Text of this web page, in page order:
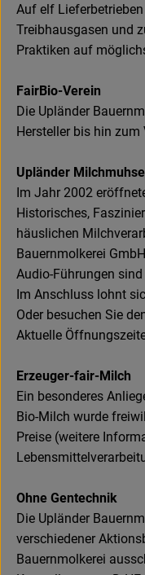
Auf elf
Treibhausgasen und
Praktiken auf
FairBio-Verein
Die Upländer
Hersteller bis hin zum
Upländer
Im Jahr 2002
Historisches,
häuslichen
Bauernmolkerei
Audio-Führungen
Im Anschluss lohnt
Oder besuchen Sie
Aktuelle
Erzeuger-fair-Milch
Ein besonderes
Bio-Milch wurde
Preise (weitere
Ohne Gentechnik
Die Upländer
verschiedener
Bauernmolkerei